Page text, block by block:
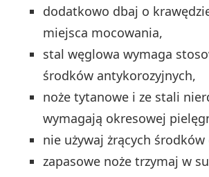
dodatkowo dbaj o
miejsca mocowania,
stal węglowa wymaga
środków antykorozyjnych,
noże tytanowe i ze stali
wymagają okresowej
nie używaj żrących
zapasowe noże trzymaj w